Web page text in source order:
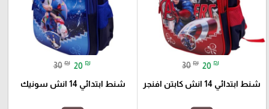
30 ₪ 20 ₪
شنط ابتدائي 14 انش كابتن افنجر
30 ₪ 20 ₪
شنط ابتدائي 14 انش سونيك